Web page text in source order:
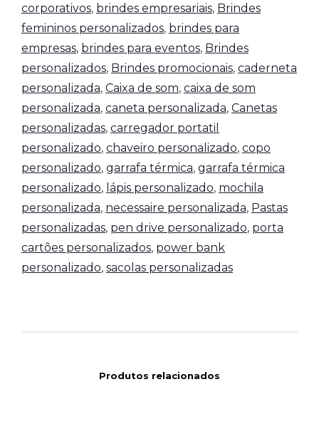
corporativos, brindes empresariais, Brindes
femininos personalizados, brindes para
empresas, brindes para eventos, Brindes
personalizados, Brindes promocionais, caderneta
personalizada, Caixa de som, caixa de som
personalizada, caneta personalizada, Canetas
personalizadas, carregador portatil
personalizado, chaveiro personalizado, copo
personalizado, garrafa térmica, garrafa térmica
personalizado, lápis personalizado, mochila
personalizada, necessaire personalizada, Pastas
personalizadas, pen drive personalizado, porta
cartões personalizados, power bank
personalizado, sacolas personalizadas
Produtos relacionados